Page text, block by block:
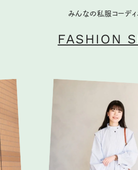
みんなの私服コーディ
FASHION